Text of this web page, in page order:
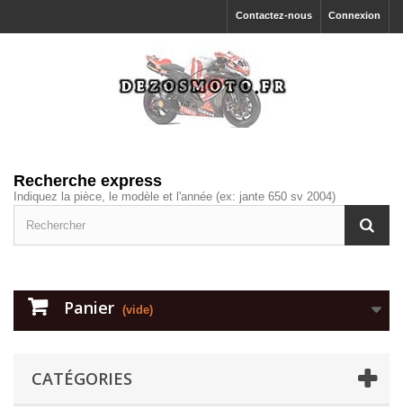
Connexion
Contactez-nous
Recherche express
Indiquez la pièce, le modèle et l'année (ex: jante 650 sv 2004)
Panier (vide)
CATÉGORIES